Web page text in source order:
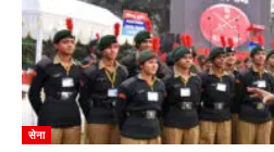
सेना